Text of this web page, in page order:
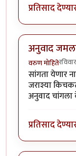
प्रतिसाद
अनुवाद
वरुण मोहिते
सांगता येणार
जराश्या
अनुवाद
प्रतिसाद